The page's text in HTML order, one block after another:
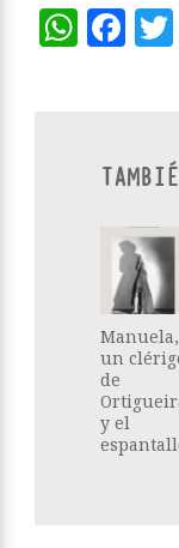
Manuela,
un
de
y el